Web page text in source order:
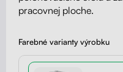
pracovnej ploche.
Farebné varianty výrobku